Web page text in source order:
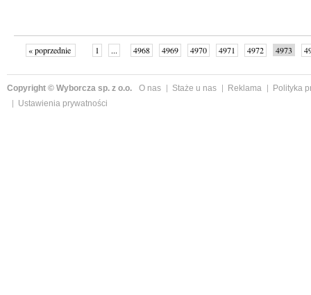
« poprzednie 1 ... 4968 4969 4970 4971 4972 4973
Copyright © Wyborcza sp. z o.o. O nas Staże u nas Reklama
Polityka
Ustawienia prywatności